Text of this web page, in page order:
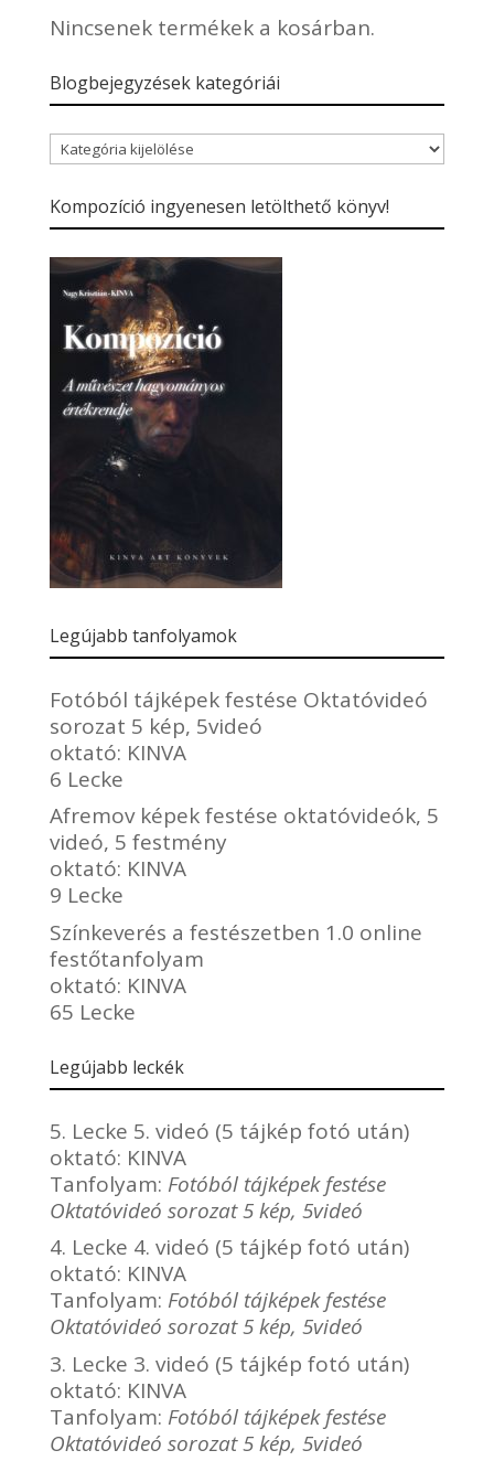
Nincsenek termékek a kosárban.
Blogbejegyzések kategóriái
Blogbejegyzések
kategóriái
Kompozíció ingyenesen letölthető könyv!
Legújabb tanfolyamok
Fotóból tájképek festése Oktatóvideó
sorozat 5 kép, 5videó
oktató: KINVA
6 Lecke
Afremov képek festése oktatóvideók, 5
videó, 5 festmény
oktató: KINVA
9 Lecke
Színkeverés a festészetben 1.0 online
festőtanfolyam
oktató: KINVA
65 Lecke
Legújabb leckék
5. Lecke 5. videó (5 tájkép fotó után)
oktató: KINVA
Tanfolyam: Fotóból tájképek festése
Oktatóvideó sorozat 5 kép, 5videó
4. Lecke 4. videó (5 tájkép fotó után)
oktató: KINVA
Tanfolyam: Fotóból tájképek festése
Oktatóvideó sorozat 5 kép, 5videó
3. Lecke 3. videó (5 tájkép fotó után)
oktató: KINVA
Tanfolyam: Fotóból tájképek festése
Oktatóvideó sorozat 5 kép, 5videó